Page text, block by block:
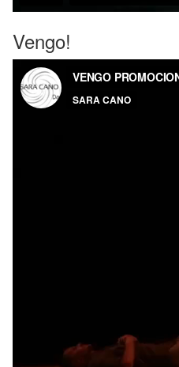
Vengo!